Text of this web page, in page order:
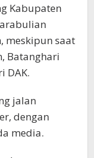
Kabupaten
meskipun saat
Batanghari
DAK.
jalan
dengan
media.